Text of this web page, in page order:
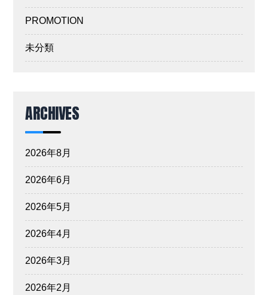
PROMOTION
未分類
ARCHIVES
2026年8月
2026年6月
2026年5月
2026年4月
2026年3月
2026年2月